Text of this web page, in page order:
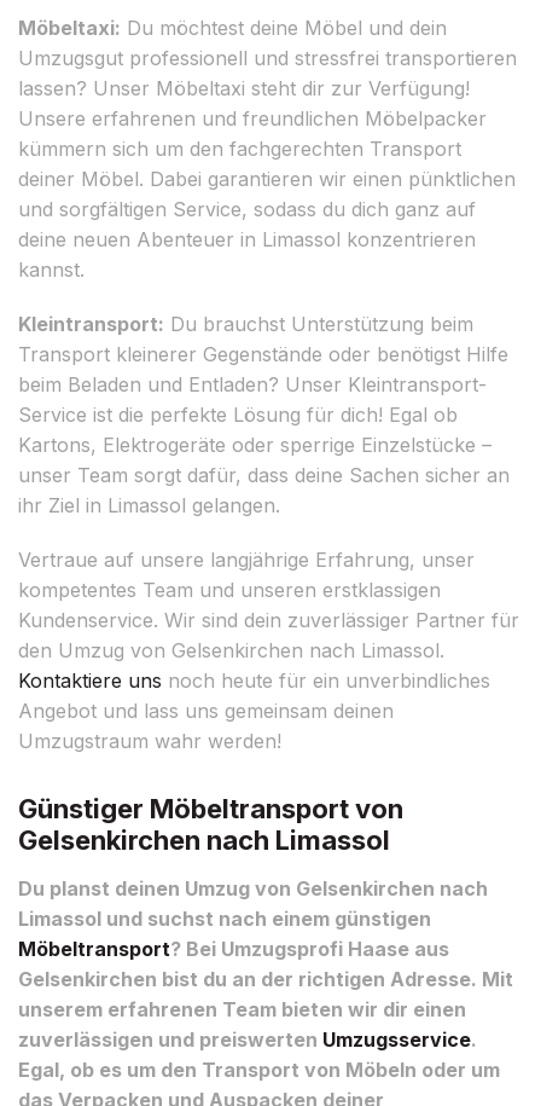
Möbeltaxi: Du möchtest deine Möbel und dein
Umzugsgut professionell und stressfrei transportieren
lassen? Unser Möbeltaxi steht dir zur Verfügung!
Unsere erfahrenen und freundlichen Möbelpacker
kümmern sich um den fachgerechten Transport
deiner Möbel. Dabei garantieren wir einen pünktlichen
und sorgfältigen Service, sodass du dich ganz auf
deine neuen Abenteuer in Limassol konzentrieren
kannst.
Kleintransport: Du brauchst Unterstützung beim
Transport kleinerer Gegenstände oder benötigst Hilfe
beim Beladen und Entladen? Unser Kleintransport-
Service ist die perfekte Lösung für dich! Egal ob
Kartons, Elektrogeräte oder sperrige Einzelstücke –
unser Team sorgt dafür, dass deine Sachen sicher an
ihr Ziel in Limassol gelangen.
Vertraue auf unsere langjährige Erfahrung, unser
kompetentes Team und unseren erstklassigen
Kundenservice. Wir sind dein zuverlässiger Partner für
den Umzug von Gelsenkirchen nach Limassol.
Kontaktiere uns noch heute für ein unverbindliches
Angebot und lass uns gemeinsam deinen
Umzugstraum wahr werden!
Günstiger Möbeltransport von
Gelsenkirchen nach Limassol
Du planst deinen Umzug von Gelsenkirchen nach
Limassol und suchst nach einem günstigen
Möbeltransport? Bei Umzugsprofi Haase aus
Gelsenkirchen bist du an der richtigen Adresse. Mit
unserem erfahrenen Team bieten wir dir einen
zuverlässigen und preiswerten Umzugsservice.
Egal, ob es um den Transport von Möbeln oder um
das Verpacken und Auspacken deiner